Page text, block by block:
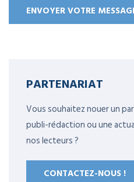
PARTENARIAT
Vous souhaitez nouer un
publi-rédaction ou une
nos lecteurs ?
CONTACTEZ-NOUS !